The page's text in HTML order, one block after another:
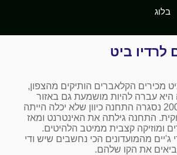
בלוג
לרדיו ביט
מכירים הקלאברים הותיקים מהצפון,
עברה להיות מושמעת גם באזור
המרכז. בשנת 2002 נסגרה התחנה כיוון שלא יכלה הייתה
התחנה גילתה את האינטרנט ומאז
ומוזיקה קצבית ממיטב הלהיטים.
מהמועדונים הכי נחשבים שיש ודי
את הקו שלהם.